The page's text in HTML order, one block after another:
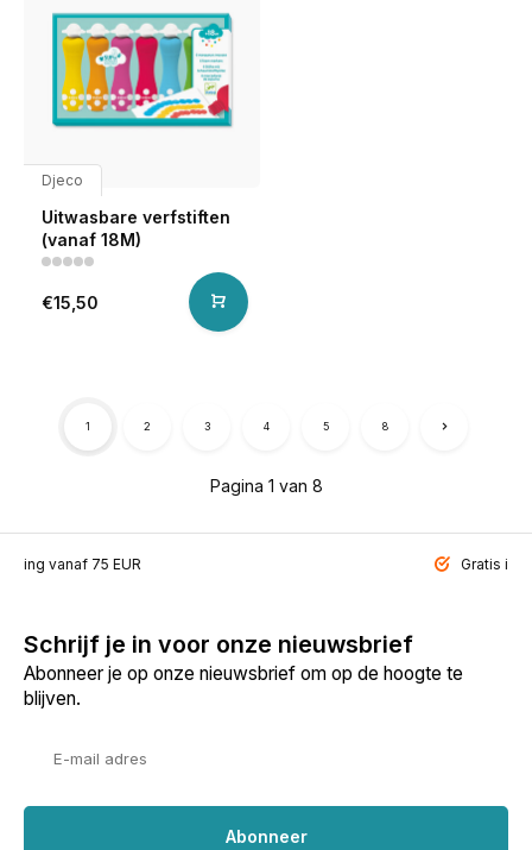
Djeco
Uitwasbare verfstiften
(vanaf 18M)
€15,50
Pagina 1 van 8
1 2 3 4 5 8
vanaf 75 EUR Gratis
Schrijf je in voor onze nieuwsbrief
Abonneer je op onze nieuwsbrief om op de hoogte te
blijven.
Abonneer